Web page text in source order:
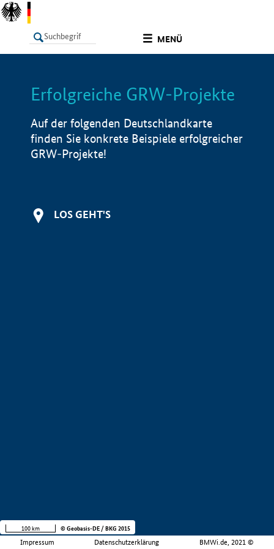
MENÜ
LISTE Info
Erfolgreiche GRW-Projekte
Auf der folgenden Deutschlandkarte
finden Sie konkrete Beispiele erfolgreicher
GRW-Projekte!
LOS GEHT'S
Impressum Datenschutzerklärung BMWi.de, 2021 ©
100 km © Geobasis-DE / BKG 2015